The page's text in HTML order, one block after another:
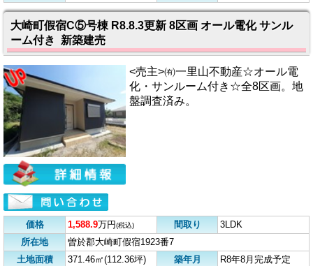
大崎町假宿C⑤号棟 R8.8.3更新 8区画 オール電化 サンル
ーム付き 新築建売
<売主>㈲一里山不動産☆オール電
化・サンルーム付き☆全8区画。地
盤調査済み。
価格 1,588.9万円(税込) 間取り
3LDK
所在地
曽於郡大崎町假宿1923番7
土地面積
371.46㎡(112.36坪) 築年月 R8年8月完成予定